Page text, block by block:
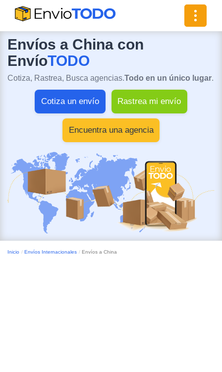
Toggle
Envíos a China con
EnvíoTODO
Cotiza, Rastrea, Busca agencias.Todo en un único lugar.
Cotiza un envío Rastrea mi envío
Encuentra una agencia
Inicio Envíos Internacionales Envíos a China